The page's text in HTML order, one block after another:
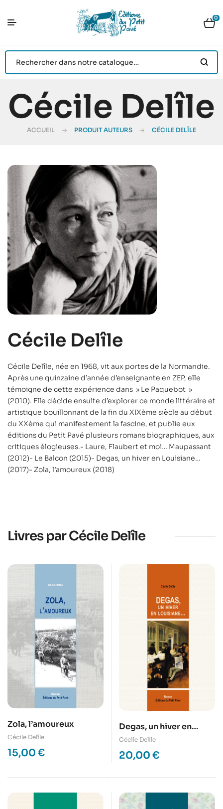
0
Cécile Delîle
ACCUEIL PRODUIT AUTEURS CÉCILE DELÎLE
Cécile Delîle
Cécile Delîle, née en 1968, vit aux portes de la Normandie.
Après une quinzaine d’année d’enseignante en ZEP, elle
témoigne de cette expérience dans » Le Paquebot »
(2010). Elle décide ensuite d’explorer ce monde littéraire et
artistique bouillonnant de la fin du XIXème siècle au début
du XXème qui manifestement la fascine, et publie eux
éditions du Petit Pavé plusieurs romans biographiques, aux
critiques élogieuses.- Laure, Flaubert et moi… Maupassant
(2012)- Le Balcon (2015)- Degas, un hiver en Louisiane…
(2017)- Zola, l’amoureux (2018)
Livres par Cécile Delîle
Zola, l’amoureux
Cécile Delîle
15,00 €
Degas, un hiver en
Louisiane
Cécile Delîle
20,00 €